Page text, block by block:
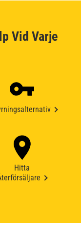
Vid Varje
Hitta